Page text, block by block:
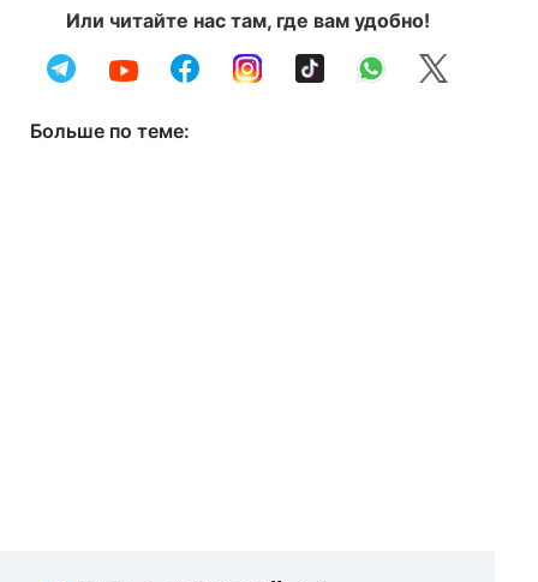
Или читайте нас там, где вам удобно!
Больше по теме: